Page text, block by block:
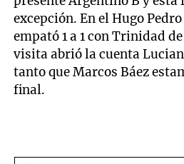
excepción. En el Hugo
empató 1 a 1 con Trinidad
visita abrió la cuenta
tanto que Marcos Báez
final.